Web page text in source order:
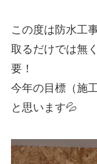
この度は防水工
取るだけでは無
要！
今年の目標（施
と思います💦